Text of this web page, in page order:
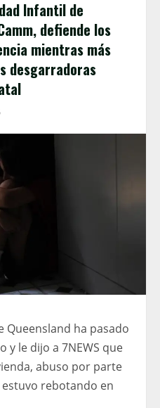
Infantil de
defiende los
mientras más
desgarradoras
Queensland ha pasado
y le dijo a 7NEWS que
abuso por parte
rebotando en